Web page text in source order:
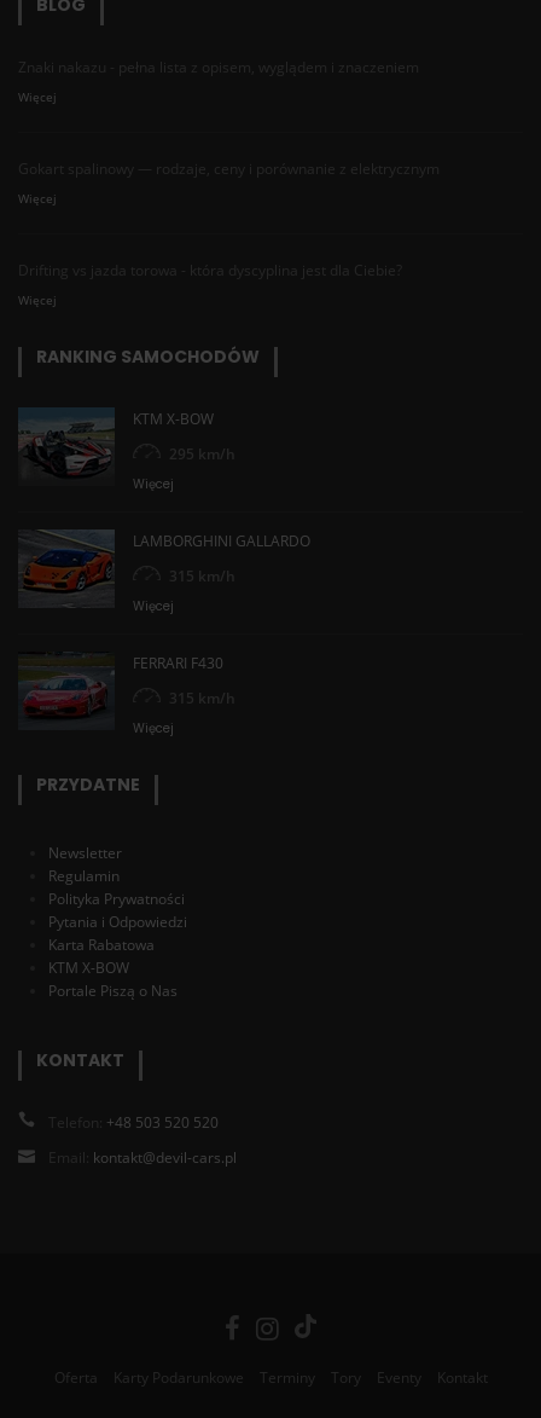
Znaki nakazu - pełna lista z opisem, wyglądem i znaczeniem
Więcej
Gokart spalinowy — rodzaje, ceny i porównanie z elektrycznym
Więcej
Drifting vs jazda torowa - która dyscyplina jest dla Ciebie?
Więcej
RANKING SAMOCHODÓW
KTM X-BOW
295 km/h
Więcej
LAMBORGHINI GALLARDO
315 km/h
Więcej
FERRARI F430
315 km/h
Więcej
PRZYDATNE
Newsletter
Regulamin
Polityka Prywatności
Pytania i Odpowiedzi
Karta Rabatowa
KTM X-BOW
Portale Piszą o Nas
KONTAKT
Telefon: +48 503 520 520
Email: kontakt@devil-cars.pl
Oferta Karty Podarunkowe Terminy Tory Eventy Kontakt